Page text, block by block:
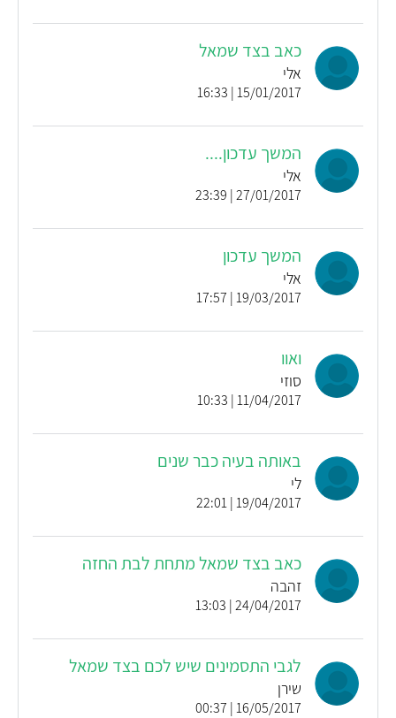
כאב בצד שמאל
אלי
15/01/2017 | 16:33
המשך עדכון....
אלי
27/01/2017 | 23:39
המשך עדכון
אלי
19/03/2017 | 17:57
ואוו
סוזי
11/04/2017 | 10:33
באותה בעיה כבר שנים
לי
19/04/2017 | 22:01
כאב בצד שמאל מתחת לבת החזה
זהבה
24/04/2017 | 13:03
לגבי התסמינים שיש לכם בצד שמאל
שירן
16/05/2017 | 00:37